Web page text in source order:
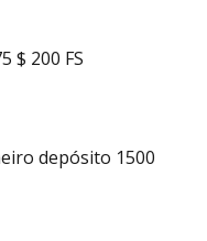
$ 200 FS
depósito 1500